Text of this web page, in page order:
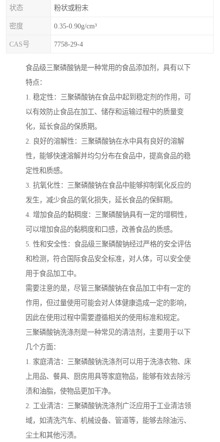
状态 粉状或粉末
密度 0.35-0.90g/cm³
CAS号 7758-29-4
食品级三聚磷酸钠是一种常用的食品添加剂，具有以下
特点：
1. 稳定性：三聚磷酸钠在食品中起到稳定剂的作用，可
以有效防止食品在加工、储存和运输过程中的质量变
化，延长食品的保质期。
2. 良好的溶解性：三聚磷酸钠在水中具有良好的溶解
性，能够快速溶解并均匀分布在食品中，提高食品的稳
定性和质感。
3. 抗氧化性：三聚磷酸钠在食品中能够抑制氧化反应的
发生，减少食品的氧化损失，延长食品的保鲜期。
4. 增加食品的黏稠度：三聚磷酸钠具有一定的增稠性，
可以增加食品的黏稠度和口感，改善食品的质感。
5. 性和安全性：食品级三聚磷酸钠经过严格的安全评估
和检测，符合国际食品安全标准，对人体，可以安全使
用于食品加工中。
需要注意的是，尽管三聚磷酸钠在食品加工中有一定的
作用，但过量使用可能会对人体健康造成一定的影响，
因此在使用过程中需要遵循相关的使用标准和规定。
三聚磷酸钠洗涤剂是一种常见的清洁剂，主要用于以下
几个方面：
1. 家庭清洁：三聚磷酸钠洗涤剂可以用于洗涤衣物、床
上用品、餐具、厨房用具等家庭物品，能够有效去除污
渍和油脂，使物品更加干净。
2. 工业清洁：三聚磷酸钠洗涤剂广泛应用于工业清洁领
域，如清洗汽车、机械设备、管道等，能够去除油污、
尘土和其他污渍。